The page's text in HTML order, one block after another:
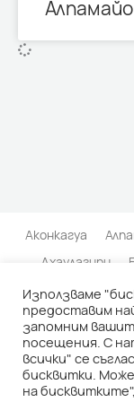
Алпамайо
Аконкагуа
Дхаулагири
Нанда Деви
© 2026 | АРХИВ
Използваме
предоставим
запомним
посещения. С
всички" се
бисквитки.
на